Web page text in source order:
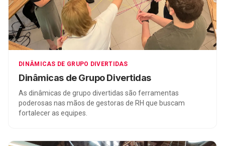
DINÂMICAS DE GRUPO DIVERTIDAS
Dinâmicas de Grupo Divertidas
As dinâmicas de grupo divertidas são ferramentas
poderosas nas mãos de gestoras de RH que buscam
fortalecer as equipes.